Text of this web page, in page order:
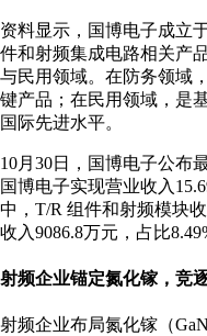
资料显示，国博电子成立
件和射频集成电路相关产
与民用领域。在防务领域
键产品；在民用领域，是
国际先进水平。
10月30日，国博电子公布
国博电子实现营业收入
中，T/R 组件和射频模块
收入9086.8万元，占比
射频企业锚定氮化镓，竞
射频企业布局氮化镓（